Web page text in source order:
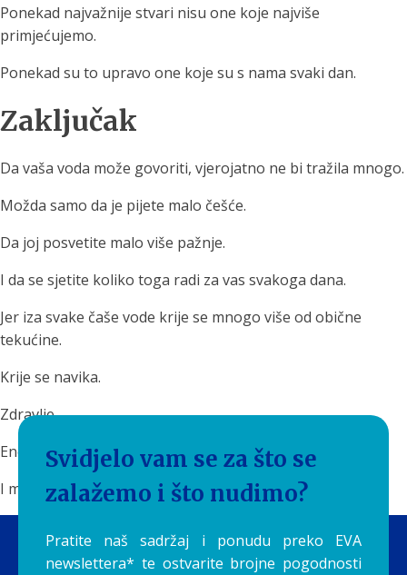
Ponekad najvažnije stvari nisu one koje najviše
primjećujemo.
Ponekad su to upravo one koje su s nama svaki dan.
Zaključak
Da vaša voda može govoriti, vjerojatno ne bi tražila mnogo.
Možda samo da je pijete malo češće.
Da joj posvetite malo više pažnje.
I da se sjetite koliko toga radi za vas svakoga dana.
Jer iza svake čaše vode krije se mnogo više od obične
tekućine.
Krije se navika.
Zdravlje.
Energija.
I mali svakodnevni ritual koji često podcjenjujemo.
Svidjelo vam se za što se
zalažemo i što nudimo?
Pratite naš sadržaj i ponudu preko EVA
newslettera* te ostvarite brojne pogodnosti